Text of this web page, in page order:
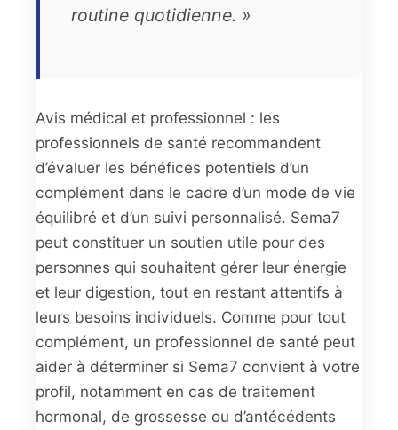
routine quotidienne. »
Avis médical et professionnel : les
professionnels de santé recommandent
d’évaluer les bénéfices potentiels d’un
complément dans le cadre d’un mode de vie
équilibré et d’un suivi personnalisé. Sema7
peut constituer un soutien utile pour des
personnes qui souhaitent gérer leur énergie
et leur digestion, tout en restant attentifs à
leurs besoins individuels. Comme pour tout
complément, un professionnel de santé peut
aider à déterminer si Sema7 convient à votre
profil, notamment en cas de traitement
hormonal, de grossesse ou d’antécédents